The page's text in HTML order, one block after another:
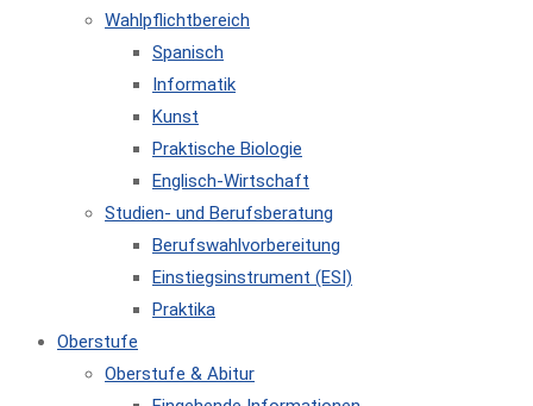
Wahlpflichtbereich
Spanisch
Informatik
Kunst
Praktische Biologie
Englisch-Wirtschaft
Studien- und Berufsberatung
Berufswahlvorbereitung
Einstiegsinstrument (ESI)
Praktika
Oberstufe
Oberstufe & Abitur